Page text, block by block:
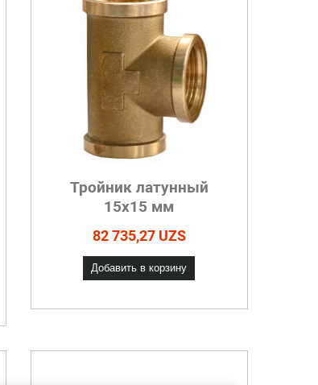
Тройник латунный
15х15 мм
82 735,27 UZS
Добавить в корзину